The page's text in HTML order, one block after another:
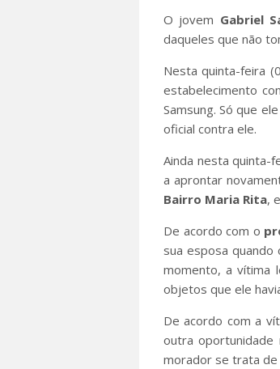
O jovem Gabriel
daqueles que não
Nesta quinta-feira
estabelecimento
Samsung. Só que
oficial contra ele.
Ainda nesta quinta-
a aprontar
Bairro Maria Rita,
De acordo com o
sua esposa
momento, a vítima
objetos que ele
De acordo com a
outra
morador se trata de